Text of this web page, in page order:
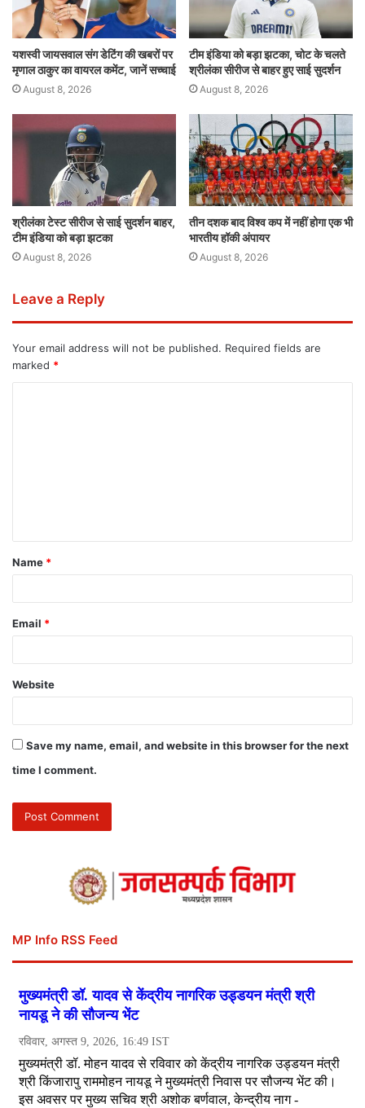
यशस्वी जायसवाल संग डेटिंग की खबरों पर
मृणाल ठाकुर का वायरल कमेंट, जानें सच्चाई
August 8, 2026
टीम इंडिया को बड़ा झटका, चोट के चलते
श्रीलंका सीरीज से बाहर हुए साई सुदर्शन
August 8, 2026
श्रीलंका टेस्ट सीरीज से साई सुदर्शन बाहर,
टीम इंडिया को बड़ा झटका
August 8, 2026
तीन दशक बाद विश्व कप में नहीं होगा एक भी
भारतीय हॉकी अंपायर
August 8, 2026
Leave a Reply
Your email address will not be published. Required fields are
marked *
Name *
Email *
Website
Save my name, email, and website in this browser for the next
time I comment.
MP Info RSS Feed